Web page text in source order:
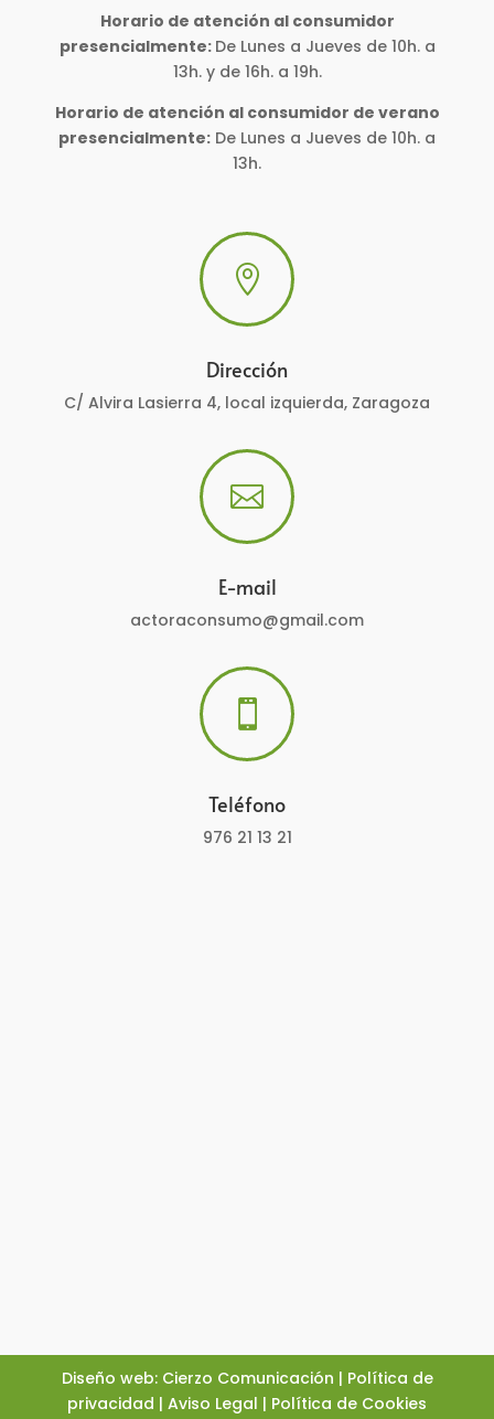
Horario de atención al consumidor
presencialmente: De Lunes a Jueves de 10h. a
13h. y de 16h. a 19h.
Horario de atención al consumidor de verano
presencialmente: De Lunes a Jueves de 10h. a
13h.

Dirección
C/ Alvira Lasierra 4, local izquierda, Zaragoza

E-mail
actoraconsumo@gmail.com

Teléfono
976 21 13 21
Diseño web: Cierzo Comunicación | Política de
privacidad | Aviso Legal | Política de Cookies